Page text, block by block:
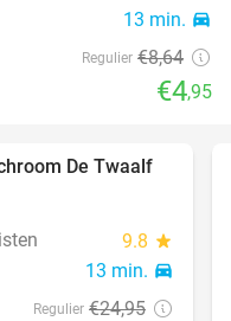
13 min. directions_car
Regulier €8,64
€4,95
40%
De Twaalf
9.8 star
13 min. directions_car
Regulier €24,95